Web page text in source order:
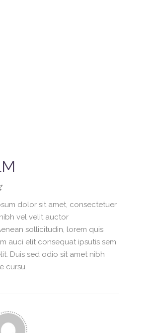
dolor sit amet, consectetuer
vel velit auctor
sollicitudin, lorem quis
auci elit consequat ipsutis sem
Duis sed odio sit amet nibh
cursu.